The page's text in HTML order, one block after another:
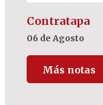
Contratapa
06 de Agosto
Más notas